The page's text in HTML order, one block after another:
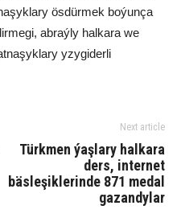
ösdürmek boýunça
abraýly halkara we
yzygiderli
Next article
Türkmen ýaşlary halkara
ders, internet
bäsleşiklerinde 871 medal
gazandylar